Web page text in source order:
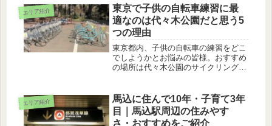
高の時間を過ごすことができました。
また、訪れてみて気が付いた注意点や
周...
エリア紹介
東京で子供の自転車練習に最
適なのは代々木公園だと思う5
つの理由
東京都内、子供の自転車の練習をどこ
でしようかとお悩みの皆様。おすすめ
の場所は代々木公園のサイクリングセ
す。自転車の練習場所で迷っている方
はぜひ参考にしてみてください。
エリア紹介
馬込に住んで10年・子育て3年
目｜馬込駅周辺の住みやす
さ・おすすめをご紹介